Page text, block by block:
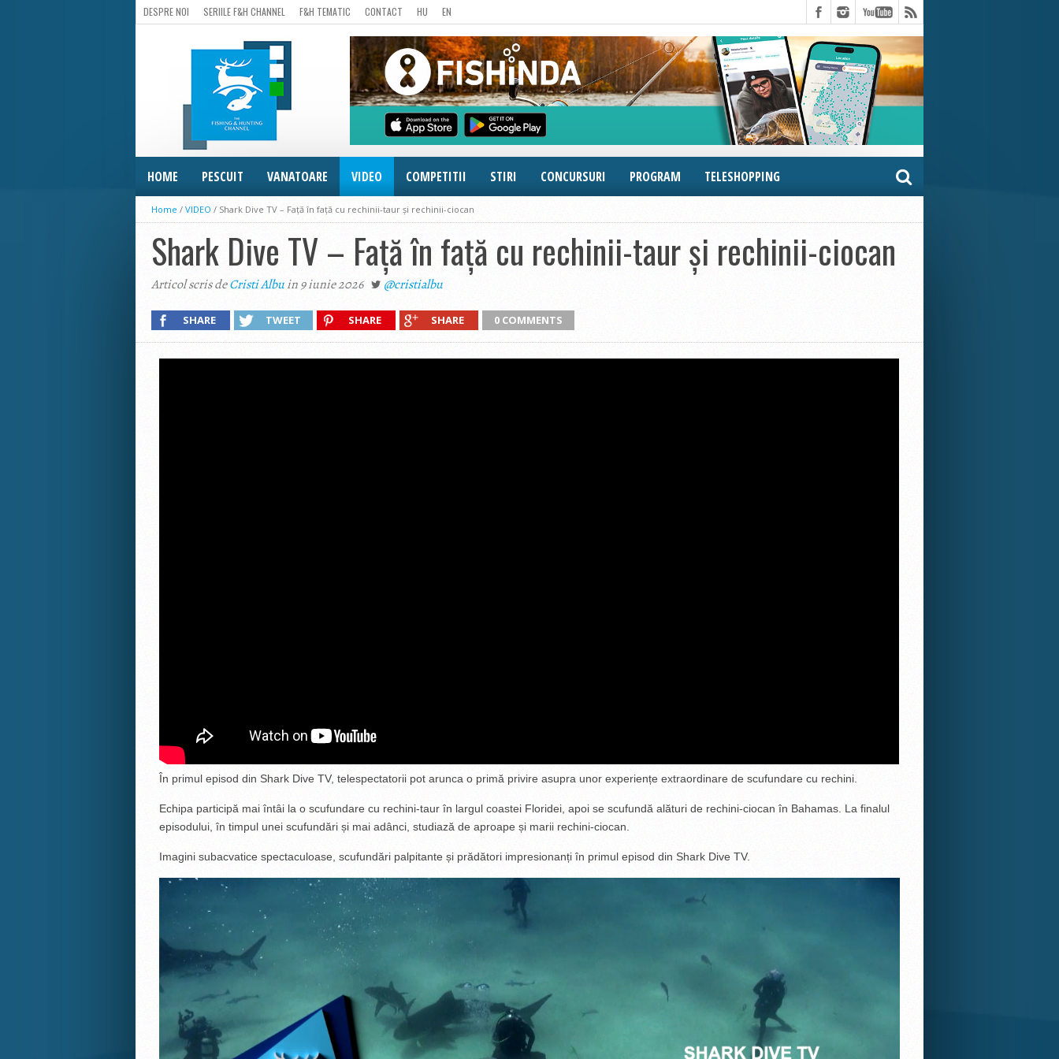
DESPRE NOI SERIILE F&H CHANNEL F&H TEMATIC CONTACT HU EN
HOME PESCUIT VANATOARE VIDEO COMPETITII STIRI CONCURSURI PROGRAM TELESHOPPING
Home / VIDEO / Shark Dive TV – Față în față cu rechinii-taur și rechinii-ciocan
Shark Dive TV – Față în față cu rechinii-taur și rechinii-ciocan
Articol scris deCristi Albuin 9 iunie 2026 @cristialbu
SHARE TWEET SHARE SHARE 0 COMMENTS
În primul episod din Shark Dive TV, telespectatorii pot arunca o primă privire asupra unor experiențe extraordinare de scufundare cu rechini.
Echipa participă mai întâi la o scufundare cu rechini-taur în largul coastei Floridei, apoi se scufundă alături de rechini-ciocan în Bahamas. La finalul
episodului, în timpul unei scufundări și mai adânci, studiază de aproape și marii rechini-ciocan.
Imagini subacvatice spectaculoase, scufundări palpitante și prădători impresionanți în primul episod din Shark Dive TV.